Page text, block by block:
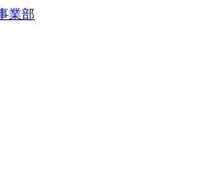
業部